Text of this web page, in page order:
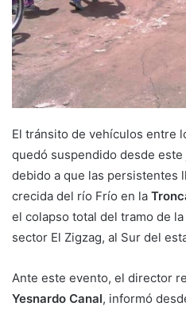
El tránsito de vehículos entre
quedó suspendido desde este
debido a que las persistentes
crecida del río Frío en la
el colapso total del tramo de
sector El Zigzag, al Sur del
Ante este evento, el director
Yesnardo Canal, informó